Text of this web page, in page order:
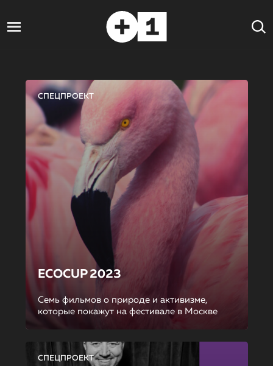
СПЕЦПРОЕКТ
ECOCUP 2023
Семь фильмов о природе и активизме,
которые покажут на фестивале в Москве
СПЕЦПРОЕКТ